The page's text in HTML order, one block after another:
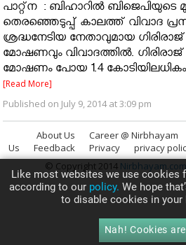
പാറ്റ്ന : ബിഹാറില്‍ ബിജെപിയുടെ
തെരഞ്ഞെടുപ്പ് കാലത്ത് വിവാദ
ശ്രദ്ധനേടിയ നേതാവുമായ ഗിരിരാജ്
മോഷണവും വിവാദത്തില്‍. ഗിരിരാജ്
മോഷണം പോയ 1.4
[Read More]
Published on July 9, 2014 at 3:09 pm
About Us Career @ Nirbhayam
Us
Feedback Privacy privacy
© Copyright 2014 Nirbhayam.com
Like most websites we use cookies
according to our policy. We hope
to disable cookies in your
Nah! Cookies